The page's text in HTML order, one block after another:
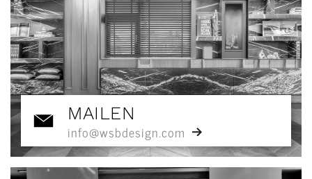
MAILEN
info@wsbdesign.com